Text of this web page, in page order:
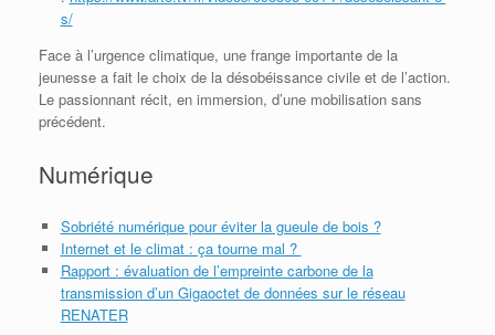
s/
Face à l’urgence climatique, une frange importante de la
jeunesse a fait le choix de la désobéissance civile et de l’action.
Le passionnant récit, en immersion, d’une mobilisation sans
précédent.
Numérique
Sobriété numérique pour éviter la gueule de bois ?
Internet et le climat : ça tourne mal ?
Rapport : évaluation de l’empreinte carbone de la
transmission d’un Gigaoctet de données sur le réseau
RENATER